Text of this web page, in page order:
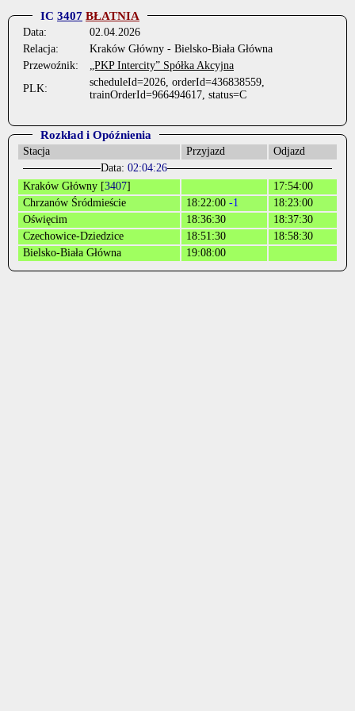
IC 3407 BŁATNIA
Data:
02.04.2026
Relacja:
Kraków Główny - Bielsko-Biała Główna
Przewoźnik:
„PKP Intercity” Spółka Akcyjna
PLK:
scheduleId=2026, orderId=436838559,
trainOrderId=966494617, status=C
Rozkład i Opóźnienia
Stacja Przyjazd
Odjazd
Data: 02:04:26
Kraków Główny [3407]
17:54:00
Chrzanów Śródmieście
18:22:00 -1
18:23:00
Oświęcim
18:36:30
18:37:30
Czechowice-Dziedzice
18:51:30
18:58:30
Bielsko-Biała Główna
19:08:00